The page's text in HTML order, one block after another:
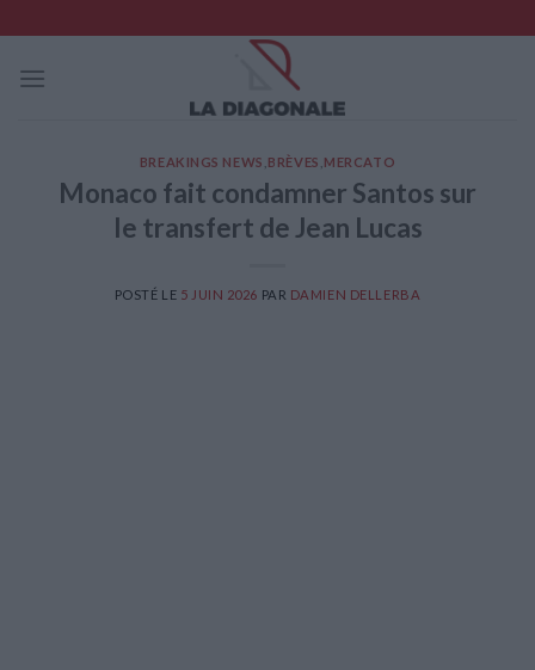
to
content
BREAKINGS NEWS BRÈVES MERCATO
Monaco fait condamner Santos sur
le transfert de Jean Lucas
POSTÉ LE 5 JUIN 2026 PAR DAMIEN DELLERBA